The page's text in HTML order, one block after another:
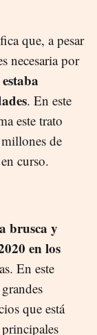
que, a pesar
necesaria por
. En este
este trato
de
curso.
brusca y
en los
En este
que está